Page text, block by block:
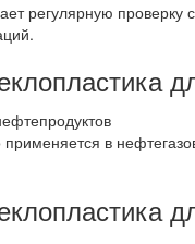
регулярную проверку
применяется в